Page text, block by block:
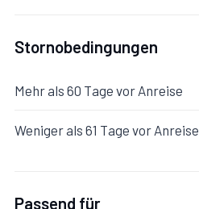
Stornobedingungen
Mehr als 60 Tage vor Anreise
Weniger als 61 Tage vor Anreise
Passend für